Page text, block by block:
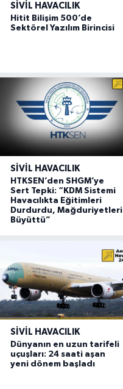
SIVIL HAVACILIK
Hitit Bilişim 500’de
Sektörel Yazılım Birincisi
SIVIL HAVACILIK
HTKSEN’den SHGM’ye
Sert Tepki: “KDM Sistemi
Havacılıkta Eğitimleri
Durdurdu, Mağduriyetleri
Büyüttü”
SIVIL HAVACILIK
Dünyanın en uzun tarifeli
uçuşları: 24 saati aşan
yeni dönem başladı